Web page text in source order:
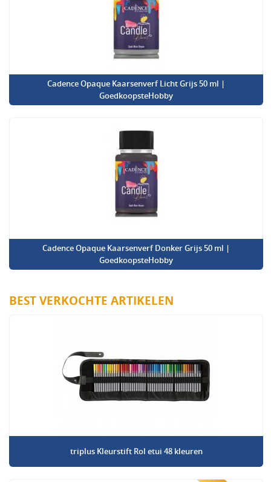
Cadence Opaque Kaarsenverf Licht Grijs 50 ml |
GoedkoopsteHobby
Cadence Opaque Kaarsenverf Donker Grijs 50 ml |
GoedkoopsteHobby
BEST VERKOCHTE ARTIKELEN
triplus Kleurstift Rol etui 48 kleuren